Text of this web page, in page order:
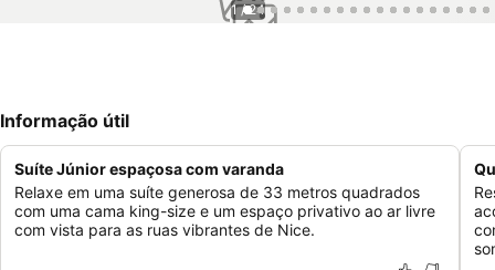
1 / 24
Informação útil
Suíte Júnior espaçosa com varanda
Relaxe em uma suíte generosa de 33 metros quadrados
com uma cama king-size e um espaço privativo ao ar livre
com vista para as ruas vibrantes de Nice.